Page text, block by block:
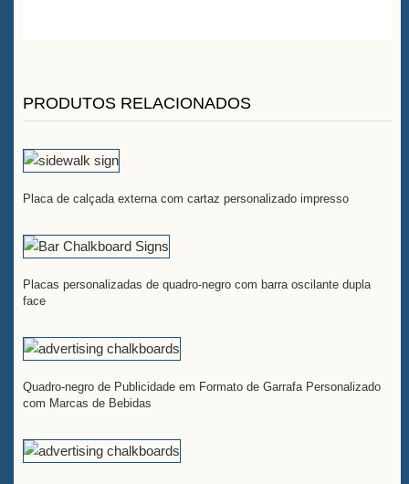
PRODUTOS RELACIONADOS
Placa de calçada externa com cartaz personalizado impresso
Placas personalizadas de quadro-negro com barra oscilante dupla
face
Quadro-negro de Publicidade em Formato de Garrafa Personalizado
com Marcas de Bebidas